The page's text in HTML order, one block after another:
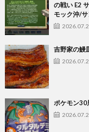
の戦い E2
モック沖/
吉野家の鰻
ポケモン30